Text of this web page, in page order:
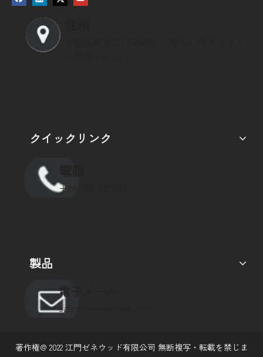
クイックリンク
+86-750-3911135
製品
電子メール
sales@zenewood.com
著作権@ 2022江門ゼネウッド有限公司 無断複写・転載を禁じま